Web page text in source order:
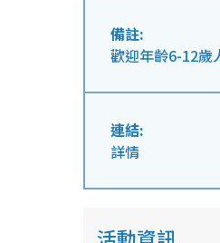
備註:
歡迎年齡6-12歲
連結:
詳情